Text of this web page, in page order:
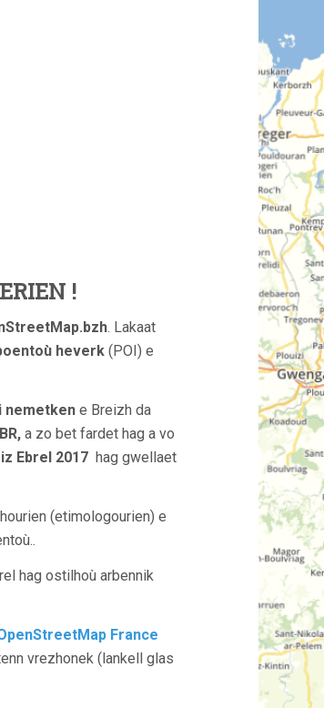
!
. Lakaat
heverk (POI) e
nemetken e Breizh da
a zo bet fardet hag a vo
Ebrel 2017 hag gwellaet
(etimologourien) e
hag ostilhoù arbennik
France
vrezhonek (lankell glas